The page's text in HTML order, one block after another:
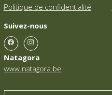
Politique de confidentialité
Suivez-nous
Natagora
www.natagora.be